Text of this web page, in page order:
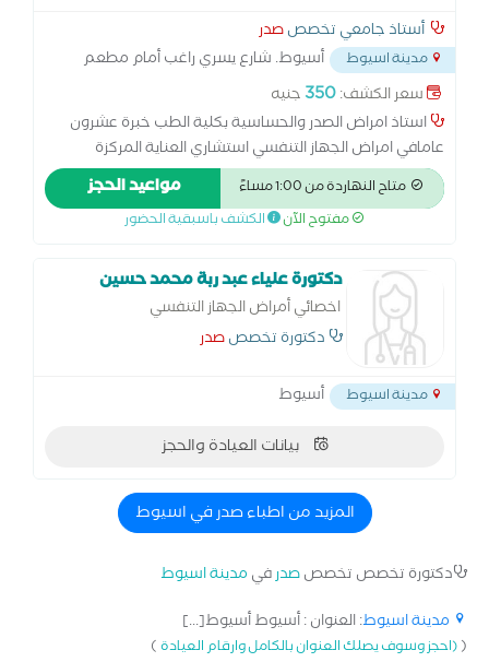
أستاذ جامعي تخصصصدر
مدينة اسيوط
أسيوط. شارع يسري راغب أمام مطعم
الناحل فوق...
سعر الكشف:350 جنيه
استاذ امراض الصدر والحساسية بكلية الطب خبرة عشرون
عامافي امراض الجهاز التنفسي استشاري العناية المركزة
التنفسية استشاري الأمراض الصدرية ومناظير الصدر بكالوريوس
الطب والجراحة ماجستير الأمراض الصدرية دكتوراه الأمراض
متاح النهاردة من 1:00 مساءً مواعيد الحجز
مفتوح الآن الكشف باسبقية الحضور
دكتورة علياء عبد ربة محمد حسين
اخصائي أمراض الجهاز التنفسي
دكتورة تخصصصدر
مدينة اسيوط أسيوط
بيانات العيادة والحجز
المزيد من اطباء صدر في اسيوط
دكتورة تخصص تخصصصدرفي مدينة اسيوط
مدينة اسيوط: العنوان : أسيوط أسيوط[...]
((احجز وسوف يصلك العنوان بالكامل وارقام العيادة)